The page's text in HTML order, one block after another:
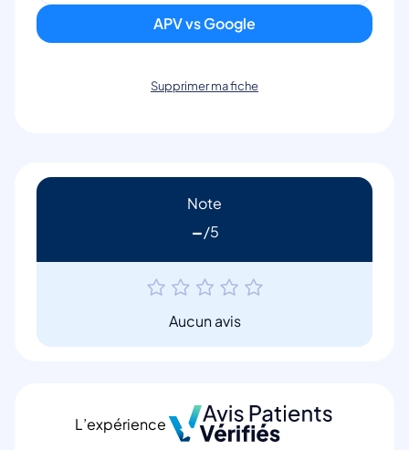
APV vs Google
Supprimer ma fiche
Note
-
Aucun avis
L’expérience